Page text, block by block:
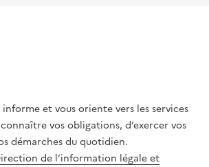
informe et vous oriente vers les services
vos obligations, d’exercer vos
démarches du quotidien.
de l’information légale et